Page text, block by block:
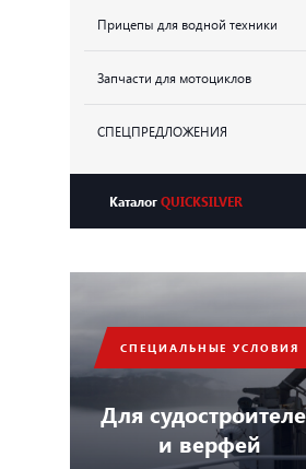
Прицепы для водной техники
Запчасти для мотоциклов
СПЕЦПРЕДЛОЖЕНИЯ
КаталогQUICKSILVER
СПЕЦИАЛЬНЫЕ УСЛОВИЯ
Для
и верфей